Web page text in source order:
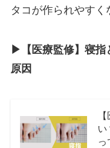
タコが作られやすく
▶︎【医療監修】寝指
原因
い
っ